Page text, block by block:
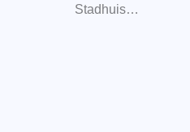
Stadhuis…